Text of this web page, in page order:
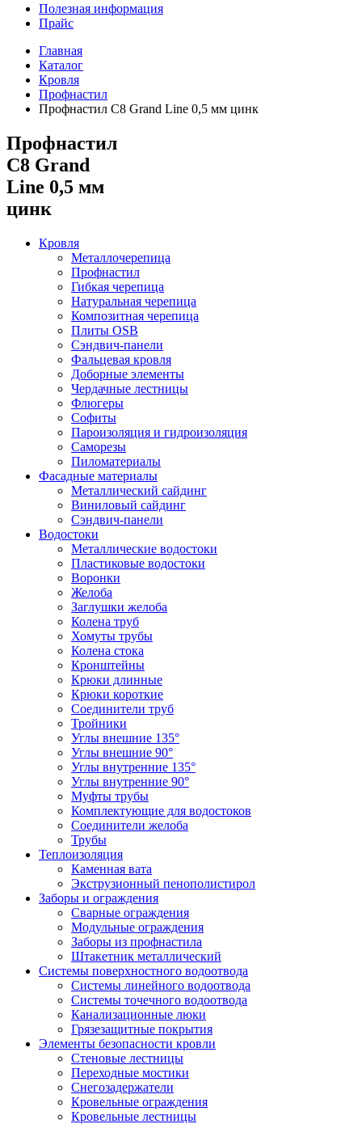
Полезная информация
Прайс
Главная
Каталог
Кровля
Профнастил
Профнастил С8 Grand Line 0,5 мм цинк
Профнастил
С8 Grand
Line 0,5 мм
цинк
Кровля
Металлочерепица
Профнастил
Гибкая черепица
Натуральная черепица
Композитная черепица
Плиты OSB
Сэндвич-панели
Фальцевая кровля
Доборные элементы
Чердачные лестницы
Флюгеры
Софиты
Пароизоляция и гидроизоляция
Саморезы
Пиломатериалы
Фасадные материалы
Металлический сайдинг
Виниловый сайдинг
Сэндвич-панели
Водостоки
Металлические водостоки
Пластиковые водостоки
Воронки
Желоба
Заглушки желоба
Колена труб
Хомуты трубы
Колена стока
Кронштейны
Крюки длинные
Крюки короткие
Соединители труб
Тройники
Углы внешние 135°
Углы внешние 90°
Углы внутренние 135°
Углы внутренние 90°
Муфты трубы
Комплектующие для водостоков
Соединители желоба
Трубы
Теплоизоляция
Каменная вата
Экструзионный пенополистирол
Заборы и ограждения
Сварные ограждения
Модульные ограждения
Заборы из профнастила
Штакетник металлический
Системы поверхностного водоотвода
Системы линейного водоотвода
Системы точечного водоотвода
Канализационные люки
Грязезащитные покрытия
Элементы безопасности кровли
Стеновые лестницы
Переходные мостики
Снегозадержатели
Кровельные ограждения
Кровельные лестницы